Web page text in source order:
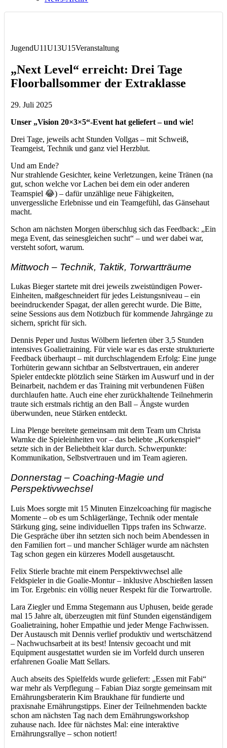
JugendU11U13U15Veranstaltung
„Next Level“ erreicht: Drei Tage
Floorballsommer der Extraklasse
29. Juli 2025
Unser „Vision 20×3×5“-Event hat geliefert – und wie!
Drei Tage, jeweils acht Stunden Vollgas – mit Schweiß,
Teamgeist, Technik und ganz viel Herzblut.
Und am Ende?
Nur strahlende Gesichter, keine Verletzungen, keine Tränen (na
gut, schon welche vor Lachen bei dem ein oder anderen
Teamspiel 😂) – dafür unzählige neue Fähigkeiten,
unvergessliche Erlebnisse und ein Teamgefühl, das Gänsehaut
macht.
Schon am nächsten Morgen überschlug sich das Feedback: „Ein
mega Event, das seinesgleichen sucht“ – und wer dabei war,
versteht sofort, warum.
Mittwoch – Technik, Taktik, Torwartträume
Lukas Bieger startete mit drei jeweils zweistündigen Power-
Einheiten, maßgeschneidert für jedes Leistungsniveau – ein
beeindruckender Spagat, der allen gerecht wurde. Die Bitte,
seine Sessions aus dem Notizbuch für kommende Jahrgänge zu
sichern, spricht für sich.
Dennis Peper und Justus Wölbern lieferten über 3,5 Stunden
intensives Goalietraining. Für viele war es das erste strukturierte
Feedback überhaupt – mit durchschlagendem Erfolg: Eine junge
Torhüterin gewann sichtbar an Selbstvertrauen, ein anderer
Spieler entdeckte plötzlich seine Stärken im Auswurf und in der
Beinarbeit, nachdem er das Training mit verbundenen Füßen
durchlaufen hatte. Auch eine eher zurückhaltende Teilnehmerin
traute sich erstmals richtig an den Ball – Ängste wurden
überwunden, neue Stärken entdeckt.
Lina Plenge bereitete gemeinsam mit dem Team um Christa
Warnke die Spieleinheiten vor – das beliebte „Korkenspiel“
setzte sich in der Beliebtheit klar durch. Schwerpunkte:
Kommunikation, Selbstvertrauen und im Team agieren.
Donnerstag – Coaching-Magie und
Perspektivwechsel
Luis Moes sorgte mit 15 Minuten Einzelcoaching für magische
Momente – ob es um Schlägerlänge, Technik oder mentale
Stärkung ging, seine individuellen Tipps trafen ins Schwarze.
Die Gespräche über ihn setzten sich noch beim Abendessen in
den Familien fort – und mancher Schläger wurde am nächsten
Tag schon gegen ein kürzeres Modell ausgetauscht.
Felix Stierle brachte mit einem Perspektivwechsel alle
Feldspieler in die Goalie-Montur – inklusive Abschießen lassen
im Tor. Ergebnis: ein völlig neuer Respekt für die Torwartrolle.
Lara Ziegler und Emma Stegemann aus Uphusen, beide gerade
mal 15 Jahre alt, überzeugten mit fünf Stunden eigenständigem
Goalietraining, hoher Empathie und jeder Menge Fachwissen.
Der Austausch mit Dennis verlief produktiv und wertschätzend
– Nachwuchsarbeit at its best! Intensiv gecoacht und mit
Equipment ausgestattet wurden sie im Vorfeld durch unseren
erfahrenen Goalie Matt Sellars.
Auch abseits des Spielfelds wurde geliefert: „Essen mit Fabi“
war mehr als Verpflegung – Fabian Diaz sorgte gemeinsam mit
Ernährungsberaterin Kim Braukhane für fundierte und
praxisnahe Ernährungstipps. Einer der Teilnehmenden backte
schon am nächsten Tag nach dem Ernährungsworkshop
zuhause nach. Idee für nächstes Mal: eine interaktive
Ernährungsrallye – schon notiert!